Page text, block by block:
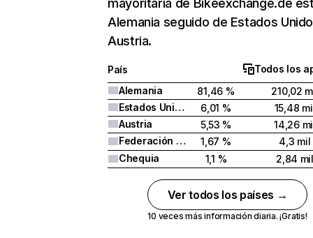
mayoritaria de Bikeexchange.de
Alemania seguido de Estados
Austria.
País
Todos los
Alemania
81,46 %
210,02
Estados Unidos
6,01 %
15,48
Austria
5,53 %
14,26
Federación Rusa
1,67 %
4,3 mil
Chequia
1,1 % 2,84 mil
Ver todos los países →
10 veces más información diaria. ¡Gratis!